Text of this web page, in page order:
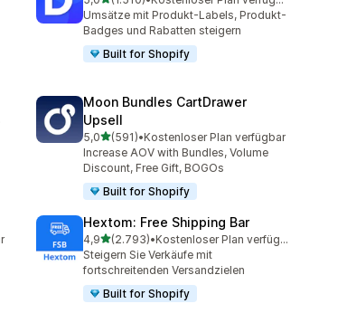
1510 Rezensionen insgesamt
Umsätze mit Produkt-Labels, Produkt-
Badges und Rabatten steigern
Built for Shopify
Moon Bundles CartDrawer
Upsell
5,0von 5 Sternen
(591)
591 Rezensionen insgesamt
•Kostenloser Plan verfügbar
Increase AOV with Bundles, Volume
Discount, Free Gift, BOGOs
Built for Shopify
Hextom: Free Shipping Bar
4,9von 5 Sternen
(2.793)
2793 Rezensionen insgesamt
•
Kostenloser Plan verfügbar
Steigern Sie Verkäufe mit
fortschreitenden Versandzielen
Built for Shopify